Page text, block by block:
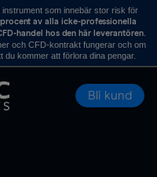
som innebär stor risk för
av alla icke-professionella
handel hos den här leverantören.
och CFD-kontrakt fungerar och om
kommer att förlora dina pengar.
Bli kund